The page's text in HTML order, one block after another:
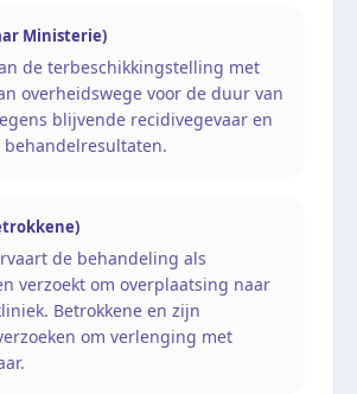
Ministerie)
de terbeschikkingstelling met
overheidswege voor de duur van
blijvende recidivegevaar en
behandelresultaten.
de behandeling als
verzoekt om overplaatsing naar
Betrokkene en zijn
om verlenging met